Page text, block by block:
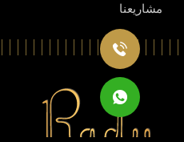
مشاريعنا